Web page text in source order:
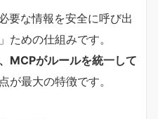
要な情報を安全に呼び出
ための仕組みです。
MCPがルールを統一して
点が最大の特徴です。